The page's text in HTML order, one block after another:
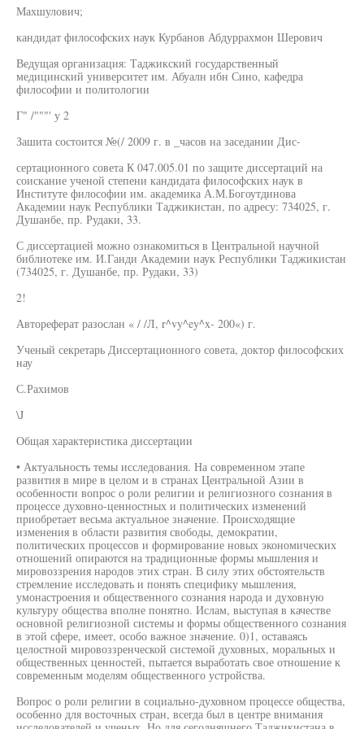
Махшулович;
кандидат философских наук Курбанов Абдуррахмон Шерович
Ведущая организация: Таджикский государственный
медицинский университет им. Абуалн ибн Сино, кафедра
философии и политологии
Г" /"""' у 2
Зашита состоится №(/ 2009 г. в _часов на заседании Дис-
сертационного совета К 047.005.01 по защите диссертаций на
соискание ученой степени кандидата философских наук в
Институте философии им. академика А.М.Богоутдинова
Академии наук Республики Таджикистан, по адресу: 734025, г.
Душанбе, пр. Рудаки, 33.
С диссертацией можно ознакомиться в Центральной научной
библиотеке им. И.Ганди Академии наук Республики Таджикистан
(734025, г. Душанбе, пр. Рудаки, 33)
2!
Автореферат разослан « / /Л, r^vy^ey^x- 200«) г.
Ученый секретарь Диссертационного совета, доктор философских
нау
С.Рахимов
\J
Общая характеристика диссертации
• Актуальность темы исследования. На современном этапе
развития в мире в целом и в странах Центральной Азии в
особенности вопрос о роли религии и религиозного сознания в
процессе духовно-ценностных и политических изменений
приобретает весьма актуальное значение. Происходящие
изменения в области развития свободы, демократии,
политических процессов и формирование новых экономических
отношений опираются на традиционные формы мышления и
мировоззрения народов этих стран. В силу этих обстоятельств
стремление исследовать и понять специфику мышления,
умонастроения и общественного сознания народа и духовную
культуру общества вполне понятно. Ислам, выступая в качестве
основной религиозной системы и формы общественного сознания
в этой сфере, имеет, особо важное значение. 0)1, оставаясь
целостной мировоззренческой системой духовных, моральных и
общественных ценностей, пытается выработать свое отношение к
современным моделям общественного устройства.
Вопрос о роли религии в социально-духовном процессе общества,
особенно для восточных стран, всегда был в центре внимания